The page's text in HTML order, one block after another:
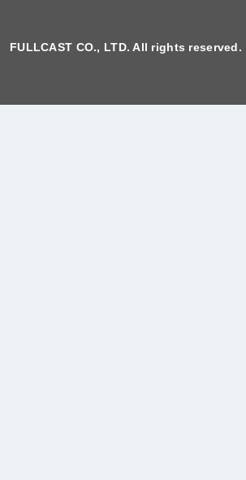
FULLCAST CO., LTD. All rights reserved.